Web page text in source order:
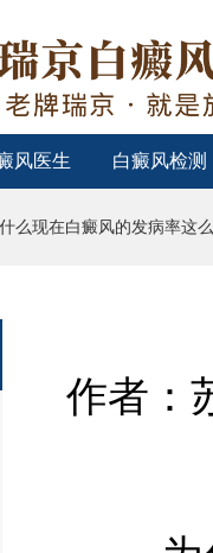
风医生 白癜风检测
么现在白癜风的发病率这
作者：